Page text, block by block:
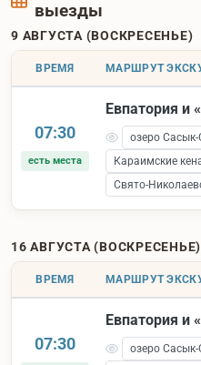
выезды
9 АВГУСТА (ВОСКРЕСЕНЬЕ)
ВРЕМЯ МАРШРУТ
07:30
есть места
Евпатория и
озеро
Караимские
Свято-
16 АВГУСТА (ВОСКРЕСЕНЬЕ)
ВРЕМЯ МАРШРУТ
07:30
Евпатория и
озеро